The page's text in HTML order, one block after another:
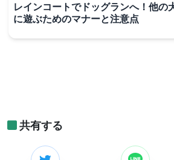
レインコートでドッグランへ！他の
に遊ぶためのマナーと注意点
共有する